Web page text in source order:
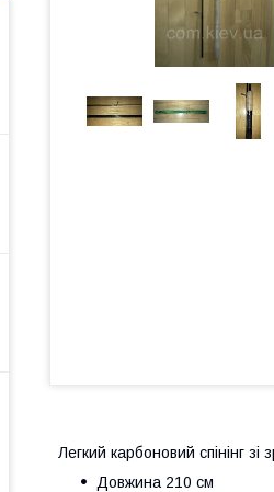
Легкий карбоновий спінінг
Довжина 210 см